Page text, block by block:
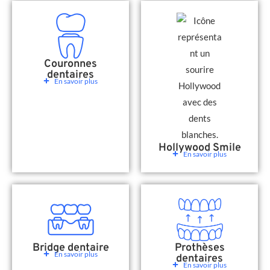
Couronnes
dentaires
En savoir plus
Hollywood Smile
En savoir plus
Bridge dentaire
En savoir plus Prothèses
dentaires
En savoir plus